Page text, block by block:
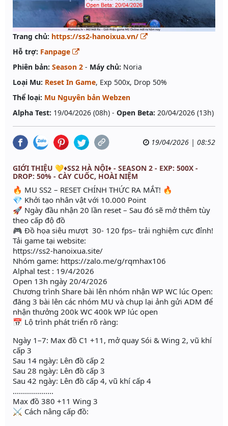
Trang chủ: https://ss2-hanoixua.vn/
Hỗ trợ: Fanpage
Phiên bản: Season 2 - Máy chủ: Noria
Loại Mu: Reset In Game, Exp 500x, Drop 50%
Thể loại: Mu Nguyên bản Webzen
Alpha Test: 19/04/2026 (08h) - Open Beta: 20/04/2026 (13h)
19/04/2026 | 08:52
GIỚI THIỆU 💛♦️SS2 HÀ NỘI♦️ - SEASON 2 - EXP: 500X -
DROP: 50% - CÀY CUỐC, HOÀI NIỆM
🔥 MU SS2 – RESET CHÍNH THỨC RA MẮT! 🔥
💎 Khởi tạo nhân vật với 10.000 Point
🚀 Ngày đầu nhận 20 lần reset – Sau đó sẽ mở thêm tùy
theo cấp độ đồ
🎮 Đồ họa siêu mượt 30- 120 fps– trải nghiệm cực đỉnh!
Tải game tại website:
https://ss2-hanoixua.site/
Nhóm game: https://zalo.me/g/rqmhax106
Alphal test : 19/4/2026
Open 13h ngày 20/4/2026
Chương trình Share bài lên nhóm nhận WP WC lúc Open:
đăng 3 bài lên các nhóm MU và chụp lại ảnh gửi ADM để
nhận thưởng 200k WC 400k WP lúc open
📅 Lộ trình phát triển rõ ràng:
Ngày 1–7: Max đồ C1 +11, mở quay Sói & Wing 2, vũ khí
cấp 3
Sau 14 ngày: Lên đồ cấp 2
Sau 28 ngày: Lên đồ cấp 3
Sau 42 ngày: Lên đồ cấp 4, vũ khí cấp 4
....................
Max đồ 380 +11 Wing 3
⚔️ Cách nâng cấp đồ: